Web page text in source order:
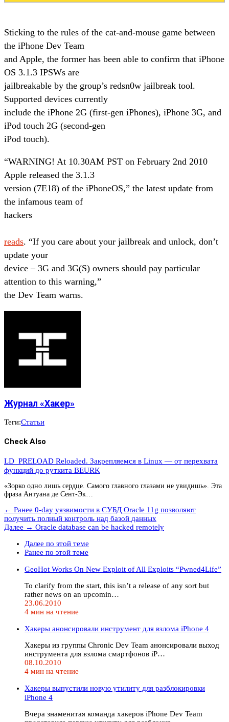
Sticking to the rules of the cat-and-mouse game between
the iPhone Dev Team
and Apple, the former has been able to confirm that iPhone
OS 3.1.3 IPSWs are
jailbreakable by the group’s redsn0w jailbreak tool.
Supported devices currently
include the iPhone 2G (first-gen iPhones), iPhone 3G, and
iPod touch 2G (second-gen
iPod touch).
“WARNING! At 10.30AM PST on February 2nd 2010
Apple released the 3.1.3
version (7E18) of the iPhoneOS,” the latest update from
the infamous team of
hackers
reads. “If you care about your jailbreak and unlock, don’t
update your
device – 3G and 3G(S) owners should pay particular
attention to this warning,”
the Dev Team warns.
Журнал «Хакер»
Теги:Статьи
Check Also
LD_PRELOAD Reloaded. Закрепляемся в Linux — от перехвата
функций до руткита BEURK
«Зорко одно лишь сердце. Самого главного глазами не увидишь». Эта
фраза Антуана де Сент-Эк…
← Ранее 0-day уязвимости в СУБД Oracle 11g позволяют
получить полный контроль над базой данных
Далее → Oracle database can be hacked remotely
Далее по этой теме
Ранее по этой теме
GeoHot Works On New Exploit of All Exploits “Pwned4Life”
To clarify from the start, this isn’t a release of any sort but
rather news on an upcomin…
23.06.2010
4 мин на чтение
Хакеры анонсировали инструмент для взлома iPhone 4
Хакеры из группы Chronic Dev Team анонсировали выход
инструмента для взлома смартфонов iP…
08.10.2010
4 мин на чтение
Хакеры выпустили новую утилиту для разблокировки
iPhone 4
Вчера знаменитая команда хакеров iPhone Dev Team